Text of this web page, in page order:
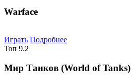
Warface
Играть Подробнее
Топ 9.2
Мир Танков (World of Tanks)